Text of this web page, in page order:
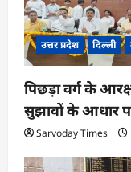
n
उत्तर प्रदेश दिल्ली
पिछड़ा वर्ग के
सुझावों के आधार
Sarvoday Times